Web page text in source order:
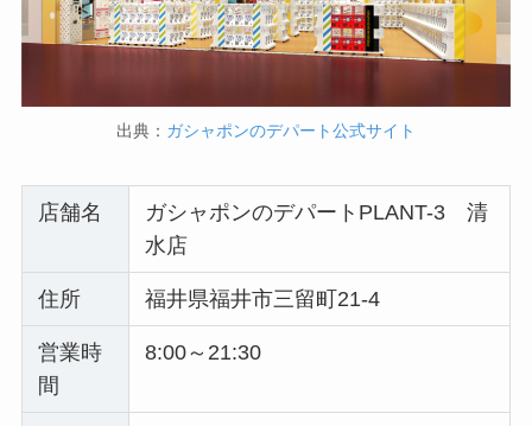
出典： ガシャポンのデパート公式サイト
店舗名
ガシャポンのデパートPLANT-3 清
水店
住所 福井県福井市三留町21-4
営業時
間
8:00～21:30